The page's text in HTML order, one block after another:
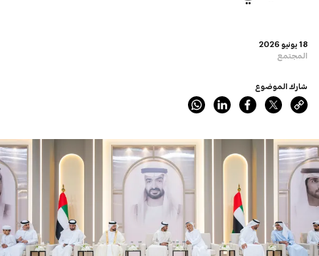
18 يونيو 2026
المجتمع
شارك الموضوع